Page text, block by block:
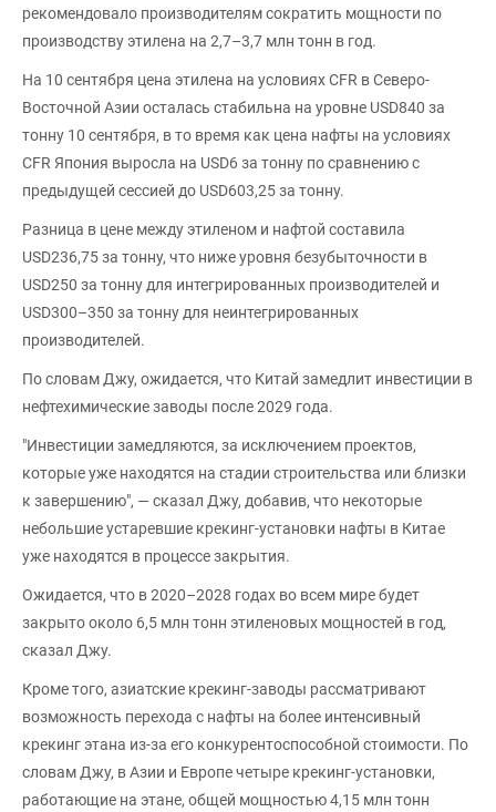
рекомендовало производителям сократить мощности по
производству этилена на 2,7–3,7 млн тонн в год.
На 10 сентября цена этилена на условиях CFR в Северо-
Восточной Азии осталась стабильна на уровне USD840 за
тонну 10 сентября, в то время как цена нафты на условиях
CFR Япония выросла на USD6 за тонну по сравнению с
предыдущей сессией до USD603,25 за тонну.
Разница в цене между этиленом и нафтой составила
USD236,75 за тонну, что ниже уровня безубыточности в
USD250 за тонну для интегрированных производителей и
USD300–350 за тонну для неинтегрированных
производителей.
По словам Джу, ожидается, что Китай замедлит инвестиции в
нефтехимические заводы после 2029 года.
"Инвестиции замедляются, за исключением проектов,
которые уже находятся на стадии строительства или близки
к завершению", — сказал Джу, добавив, что некоторые
небольшие устаревшие крекинг-установки нафты в Китае
уже находятся в процессе закрытия.
Ожидается, что в 2020–2028 годах во всем мире будет
закрыто около 6,5 млн тонн этиленовых мощностей в год,
сказал Джу.
Кроме того, азиатские крекинг-заводы рассматривают
возможность перехода с нафты на более интенсивный
крекинг этана из-за его конкурентоспособной стоимости. По
словам Джу, в Азии и Европе четыре крекинг-установки,
работающие на этане, общей мощностью 4,15 млн тонн